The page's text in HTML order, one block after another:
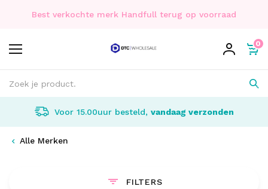
Best verkochte merk Handfull terug op voorraad
0
Voor 15.00uur besteld, vandaag verzonden
Alle Merken
FILTERS